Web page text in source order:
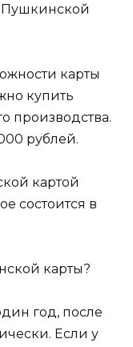
Пушкинской
карты
купить
производства.
рублей.
картой
состоится в
карты?
год, после
Если у